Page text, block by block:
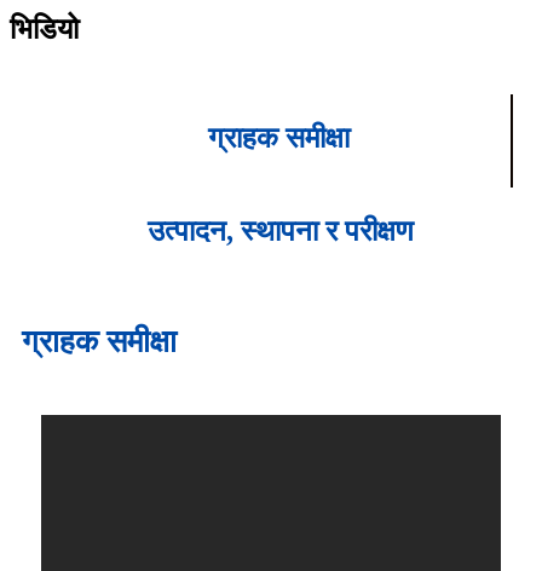
भिडियो
ग्राहक समीक्षा
उत्पादन, स्थापना र परीक्षण
ग्राहक समीक्षा